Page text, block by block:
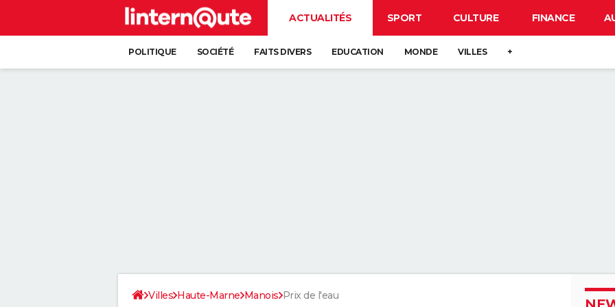
ACTUALITÉS SPORT CULTURE FINANCE
POLITIQUE SOCIÉTÉ FAITS DIVERS EDUCATION MONDE VILLES +
Villes Haute-Marne Manois Prix de l'eau